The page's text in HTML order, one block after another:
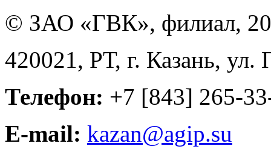
© ЗАО «ГВК», филиал,
420021, РТ, г. Казань,
Телефон: +7 [843] 265-
E-mail: kazan@agip.su